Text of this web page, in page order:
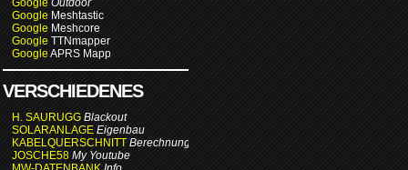
Google Outdoor
Google Meshtastic
Google Meshcore
Google TTNmapper
Google APRS Mapp
VERSCHIEDENES
H. SAURUGG Blackout
SOLARANLAGE Eigenbau
KABELQUERSCHNITT Berechnung
JOSCHE58 My Youtube